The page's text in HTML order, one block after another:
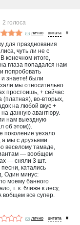
2 голоса
лично #
для празднования
чуть ли не с
конечном итоге,
глаза попадался нам
попробовать
знаете! были
мы относительно
простоишь, + сейчас
(платная), во-вторых,
на любой вкус +
данную авантюру.
нам выездную
об этом)).
поколение уехало
а мы с друзьями
веселому тамаде,
— вообщем
— сняли 3 шт.
катались
Один минус:
моему банного
т. к. ближе к лесу,
вобщем все супер.
лично #